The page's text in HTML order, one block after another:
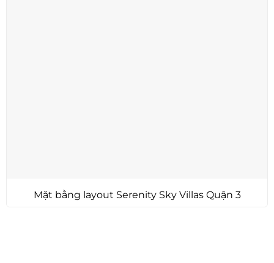
Mặt bằng layout Serenity Sky Villas Quận 3